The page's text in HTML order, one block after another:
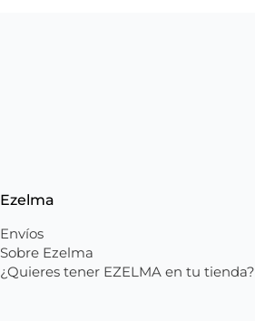
Ezelma
Envíos
Sobre Ezelma
¿Quieres tener EZELMA en tu tienda?